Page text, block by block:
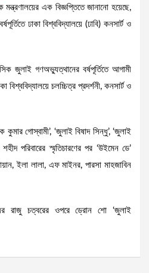
এক বিজ্ঞপ্তিতে জানানো হয়েছে,
ঢাকা বিশ্ববিদ্যালয়ে (ঢাবি) কনসার্ট ও
জুলাই গণঅভ্যুত্থানের বর্ষপূর্তিতে আগামী
বিশ্ববিদ্যালয়ে চলচ্চিত্র প্রদর্শনী, কনসার্ট ও
কুমার গোস্বামী’, ‘জুলাই বিষাদ সিন্ধু’, ‘জুলাই
পরিবারের স্মৃতিচারণের পর ‘উইমেন ডে’
ইলা লালা, এফ মাইনর, পারসা মাহজাবিন
রাজু চত্বরের ওপরে ড্রোন শো ‘জুলাই